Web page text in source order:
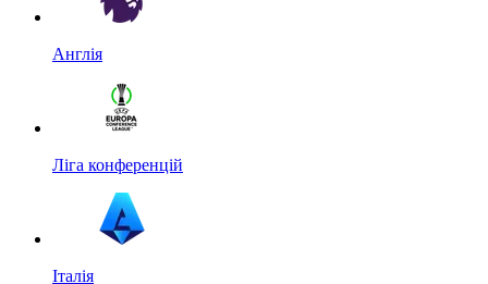
Англія
Ліга конференцій
Італія